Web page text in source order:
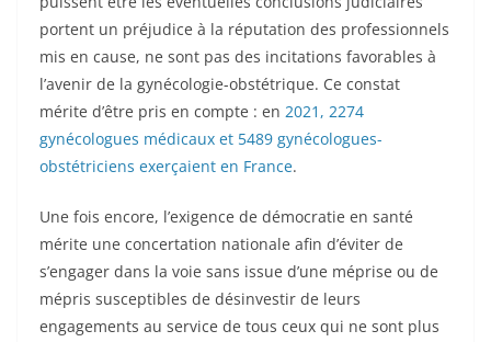
portent un préjudice à la réputation des professionnels
mis en cause, ne sont pas des incitations favorables à
l’avenir de la gynécologie-obstétrique. Ce constat
mérite d’être pris en compte : en 2021, 2274
gynécologues médicaux et 5489 gynécologues-
obstétriciens exerçaient en France.
Une fois encore, l’exigence de démocratie en santé
mérite une concertation nationale afin d’éviter de
s’engager dans la voie sans issue d’une méprise ou de
mépris susceptibles de désinvestir de leurs
engagements au service de tous ceux qui ne sont plus